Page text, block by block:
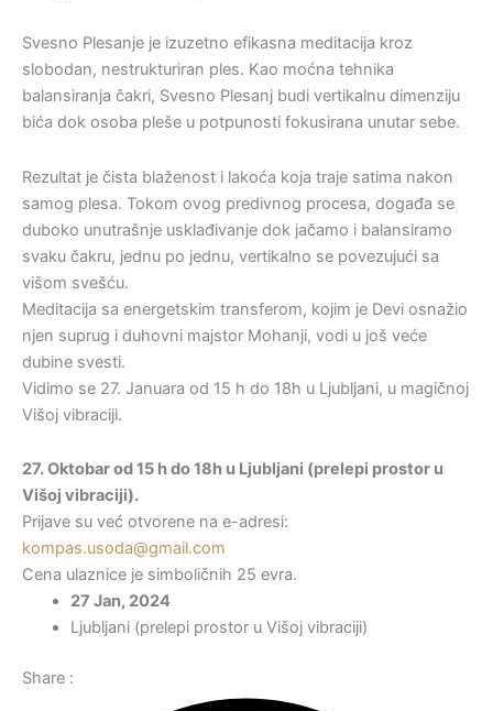
Svesno Plesanje je izuzetno efikasna meditacija kroz
slobodan, nestrukturiran ples. Kao moćna tehnika
balansiranja čakri, Svesno Plesanj budi vertikalnu dimenziju
bića dok osoba pleše u potpunosti fokusirana unutar sebe.
Rezultat je čista blaženost i lakoća koja traje satima nakon
samog plesa. Tokom ovog predivnog procesa, događa se
duboko unutrašnje usklađivanje dok jačamo i balansiramo
svaku čakru, jednu po jednu, vertikalno se povezujući sa
višom svešću.
Meditacija sa energetskim transferom, kojim je Devi osnažio
njen suprug i duhovni majstor Mohanji, vodi u još veće
dubine svesti.
Vidimo se 27. Januara od 15 h do 18h u Ljubljani, u magičnoj
Višoj vibraciji.
27. Oktobar od 15 h do 18h u Ljubljani (prelepi prostor u
Višoj vibraciji).
Prijave su već otvorene na e-adresi:
kompas.usoda@gmail.com
Cena ulaznice je simboličnih 25 evra.
27 Jan, 2024
Ljubljani (prelepi prostor u Višoj vibraciji)
Share :